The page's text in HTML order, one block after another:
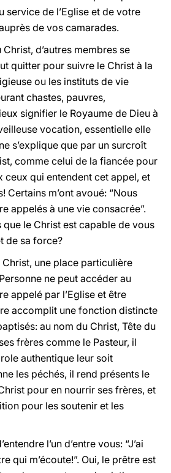
service de l’Eglise et de votre
de vos camarades.
d’autres membres se
quitter pour suivre le Christ à la
ou les instituts de vie
chastes, pauvres,
signifier le Royaume de Dieu à
vocation, essentielle elle
s’explique que par un surcroît
comme celui de la fiancée pour
ceux qui entendent cet appel, et
Certains m’ont avoué: “Nous
appelés à une vie consacrée”.
le Christ est capable de vous
de sa force?
Christ, une place particulière
ne peut accéder au
appelé par l’Eglise et être
accomplit une fonction distincte
au nom du Christ, Tête du
frères comme le Pasteur, il
authentique leur soit
les péchés, il rend présents le
pour en nourrir ses frères, et
pour les soutenir et les
l’un d’entre vous: “J’ai
qui m’écoute!”. Oui, le prêtre est